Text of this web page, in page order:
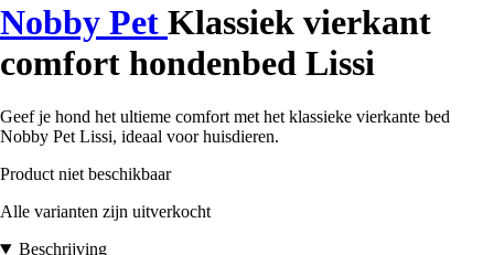
Nobby Pet Klassiek vierkant
comfort hondenbed Lissi
Geef je hond het ultieme comfort met het klassieke vierkante bed
Nobby Pet Lissi, ideaal voor huisdieren.
Product niet beschikbaar
Alle varianten zijn uitverkocht
Beschrijving